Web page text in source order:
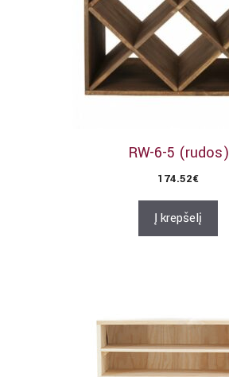
RW-6-5 (rudos)
174.52€
Į krepšelį